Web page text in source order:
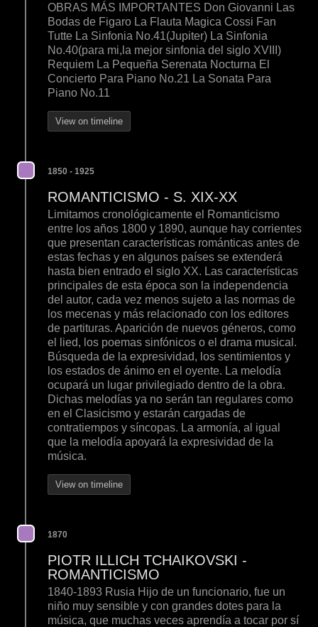
OBRAS MÁS IMPORTANTES Don Giovanni Las
Bodas de Figaro La Flauta Magica Cossi Fan
Tutte La Sinfonia No.41(Jupiter) La Sinfonia
No.40(para mi,la mejor sinfonia del siglo XVIII)
Requiem La Pequeña Serenata Nocturna El
Concierto Para Piano No.21 La Sonata Para
Piano No.11
View on timeline
1850 - 1925
ROMANTICISMO - S. XIX-XX
Limitamos cronológicamente el Romanticismo
entre los años 1800 y 1890, aunque hay corrientes
que presentan características románticas antes de
estas fechas y en algunos países se extenderá
hasta bien entrado el siglo XX. Las características
principales de esta época son la independencia
del autor, cada vez menos sujeto a las normas de
los mecenas y más relacionado con los editores
de partituras. Aparición de nuevos géneros, como
el lied, los poemas sinfónicos o el drama musical.
Búsqueda de la expresividad, los sentimientos y
los estados de ánimo en el oyente. La melodía
ocupará un lugar privilegiado dentro de la obra.
Dichas melodías ya no serán tan regulares como
en el Clasicismo y estarán cargadas de
contratiempos y síncopas. La armonía, al igual
que la melodía apoyará la expresividad de la
música.
View on timeline
1870
PIOTR ILLICH TCHAIKOVSKI -
ROMANTICISMO
1840-1893 Rusia Hijo de un funcionario, fue un
niño muy sensible y con grandes dotes para la
música, que muchas veces aprendía a tocar por sí